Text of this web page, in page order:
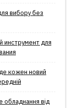
вибору без
инструмент для
кожен новий
обладнання від